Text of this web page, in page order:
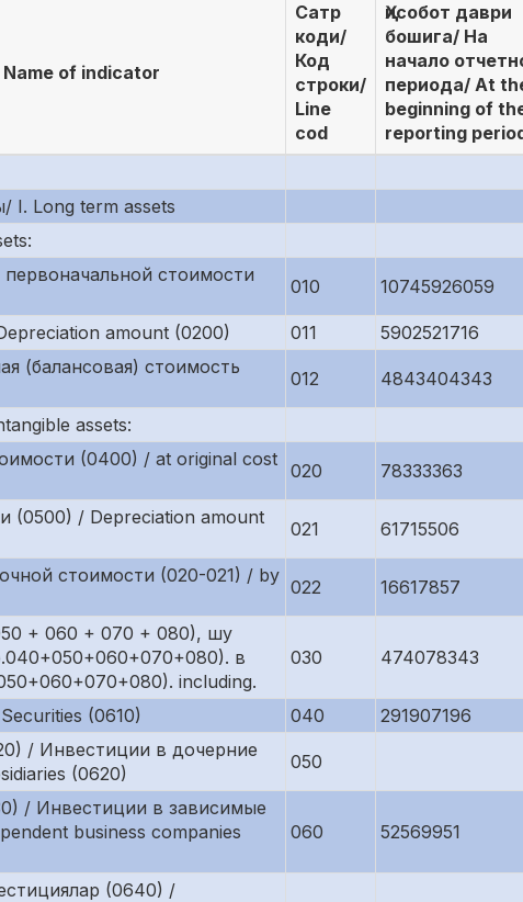
of indicator
Сатр
коди/
Код
строки/
Line
cod
Ҳисобот даври
бошига/ На
начало
периода/ At
beginning of
reporting
I. Long term assets
первоначальной стоимости
010 10745926059
amount (0200) 011 5902521716
(балансовая) стоимость
012 4843404343
assets:
(0400) / at original cost
020 78333363
(0500) / Depreciation amount
021 61715506
стоимости (020-021) / by
022 16617857
+ 060 + 070 + 080), шу
в
including.
030 474078343
(0610) 040 291907196
/ Инвестиции в дочерние
(0620)
050
/ Инвестиции в зависимые
business companies
060 52569951
(0640) /